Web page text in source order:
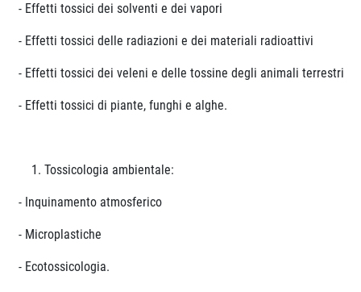
- Effetti tossici dei solventi e dei vapori
- Effetti tossici delle radiazioni e dei materiali radioattivi
- Effetti tossici dei veleni e delle tossine degli animali terrestri
- Effetti tossici di piante, funghi e alghe.
Tossicologia ambientale:
- Inquinamento atmosferico
- Microplastiche
- Ecotossicologia.